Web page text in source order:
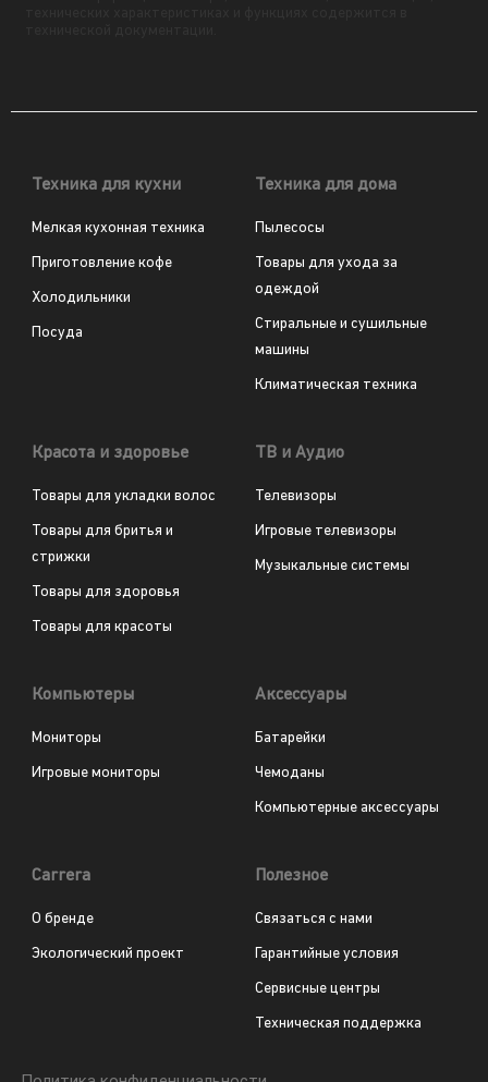
Техника для кухни
Мелкая кухонная техника
Приготовление кофе
Холодильники
Посуда
Техника для дома
Пылесосы
Товары для ухода за
одеждой
Стиральные и сушильные
машины
Климатическая техника
Красота и здоровье
Товары для укладки волос
Товары для бритья и
стрижки
Товары для здоровья
Товары для красоты
ТВ и Аудио
Телевизоры
Игровые телевизоры
Музыкальные системы
Компьютеры
Мониторы
Игровые мониторы
Аксессуары
Батарейки
Чемоданы
Компьютерные аксессуары
Carrera
О бренде
Экологический проект
Полезное
Связаться с нами
Гарантийные условия
Сервисные центры
Техническая поддержка